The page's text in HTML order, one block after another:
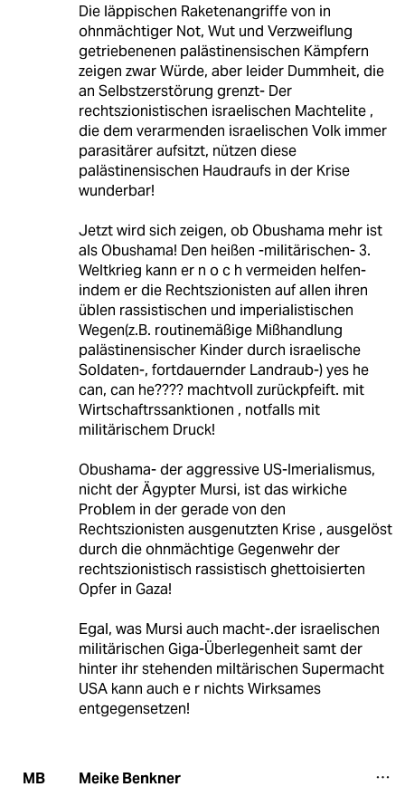
Die läppischen Raketenangriffe von in
ohnmächtiger Not, Wut und Verzweiflung
getriebenenen palästinensischen Kämpfern
zeigen zwar Würde, aber leider Dummheit, die
an Selbstzerstörung grenzt- Der
rechtszionistischen israelischen Machtelite ,
die dem verarmenden israelischen Volk immer
parasitärer aufsitzt, nützen diese
palästinensischen Haudraufs in der Krise
wunderbar!
Jetzt wird sich zeigen, ob Obushama mehr ist
als Obushama! Den heißen -militärischen- 3.
Weltkrieg kann er n o c h vermeiden helfen-
indem er die Rechtszionisten auf allen ihren
üblen rassistischen und imperialistischen
Wegen(z.B. routinemäßige Mißhandlung
palästinensischer Kinder durch israelische
Soldaten-, fortdauernder Landraub-) yes he
can, can he???? machtvoll zurückpfeift. mit
Wirtschaftrssanktionen , notfalls mit
militärischem Druck!
Obushama- der aggressive US-Imerialismus,
nicht der Ägypter Mursi, ist das wirkiche
Problem in der gerade von den
Rechtszionisten ausgenutzten Krise , ausgelöst
durch die ohnmächtige Gegenwehr der
rechtszionistisch rassistisch ghettoisierten
Opfer in Gaza!
Egal, was Mursi auch macht-.der israelischen
militärischen Giga-Überlegenheit samt der
hinter ihr stehenden miltärischen Supermacht
USA kann auch e r nichts Wirksames
entgegensetzen!
MB Meike Benkner